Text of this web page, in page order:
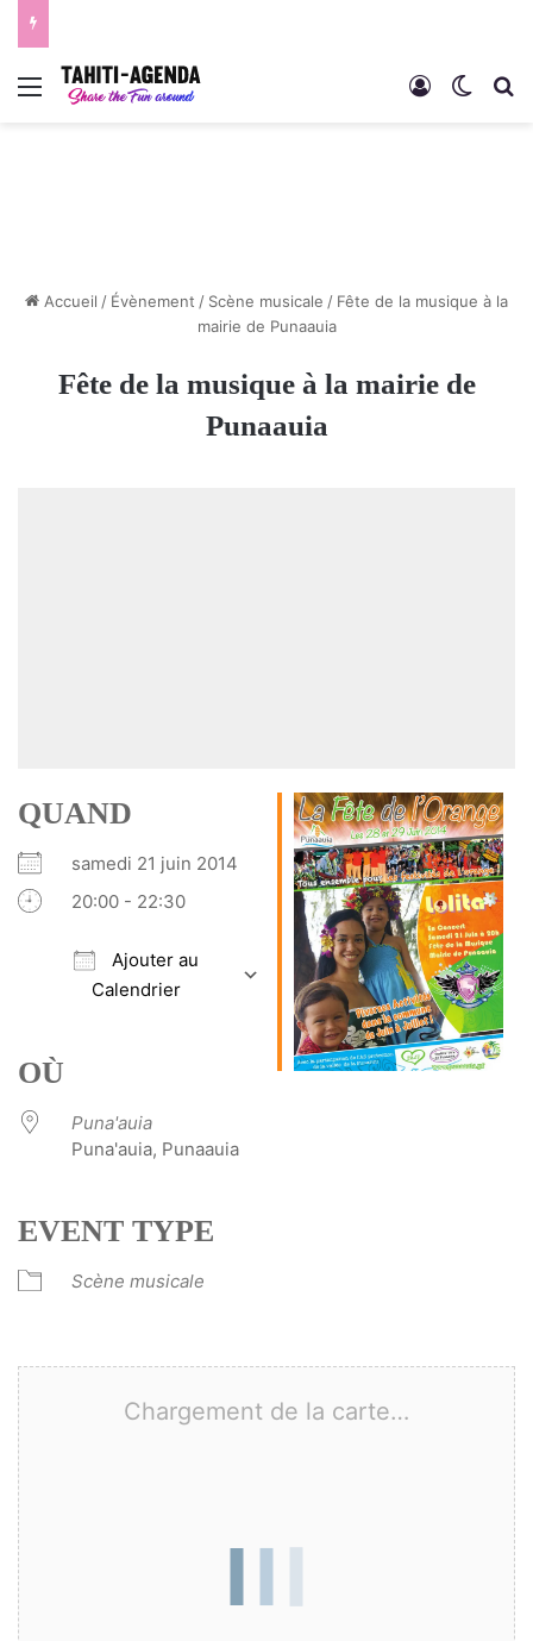
Menu Connexion
Accueil / Évènement / Scène musicale / Fête de la musique à la
mairie de Punaauia
Fête de la musique à la mairie de
Punaauia
QUAND
samedi 21 juin 2014
20:00 - 22:30
Ajouter au
Calendrier
Office 365Outlook Live
OÙ
Puna'auia
Puna'auia, Punaauia
EVENT TYPE
Scène musicale
Chargement de la carte…